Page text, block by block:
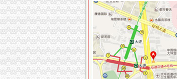
江北机场
江北机场房价网,2018江北机
重庆2017年江北机场资料员报
星巴克(江北机场店)电话,地